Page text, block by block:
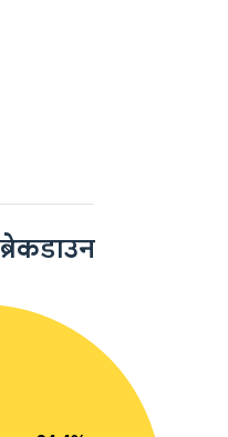
ब्रेकडाउन